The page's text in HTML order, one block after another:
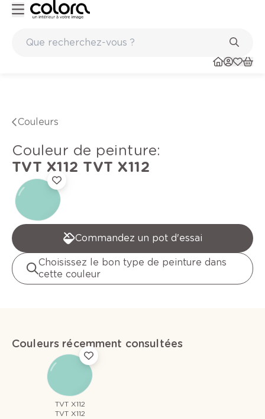
Couleurs
Couleur de peinture:
TVT X112 TVT X112
Commandez un pot d'essai
Choisissez le bon type de peinture dans
cette couleur
Couleurs récemment consultées
TVT X112
TVT X112